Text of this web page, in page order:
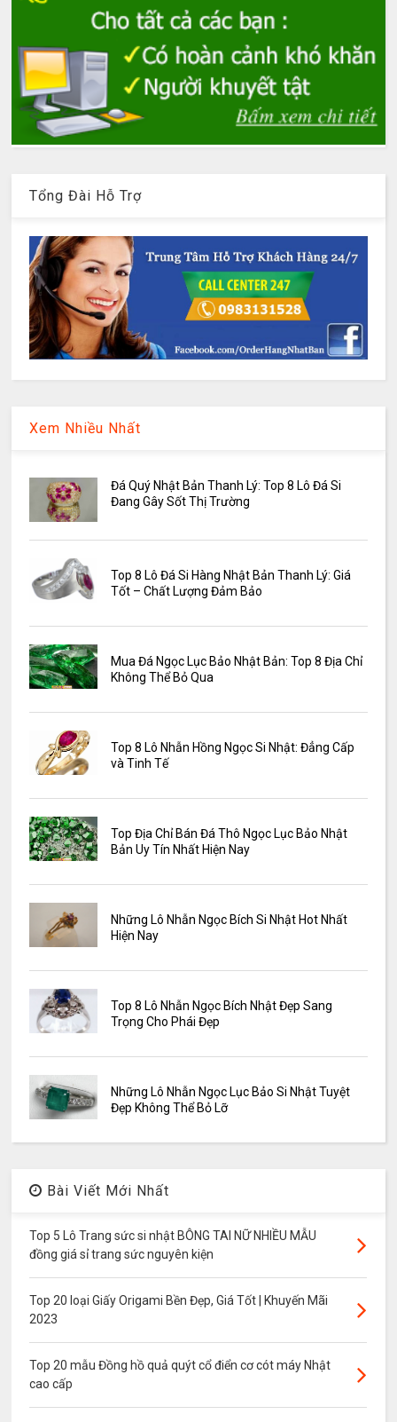
Tổng Đài Hỗ Trợ
Xem Nhiều Nhất
Đá Quý Nhật Bản Thanh Lý: Top 8 Lô Đá Si
Đang Gây Sốt Thị Trường
Top 8 Lô Đá Si Hàng Nhật Bản Thanh Lý: Giá
Tốt – Chất Lượng Đảm Bảo
Mua Đá Ngọc Lục Bảo Nhật Bản: Top 8 Địa Chỉ
Không Thể Bỏ Qua
Top 8 Lô Nhẫn Hồng Ngọc Si Nhật: Đẳng Cấp
và Tinh Tế
Top Địa Chỉ Bán Đá Thô Ngọc Lục Bảo Nhật
Bản Uy Tín Nhất Hiện Nay
Những Lô Nhẫn Ngọc Bích Si Nhật Hot Nhất
Hiện Nay
Top 8 Lô Nhẫn Ngọc Bích Nhật Đẹp Sang
Trọng Cho Phái Đẹp
Những Lô Nhẫn Ngọc Lục Bảo Si Nhật Tuyệt
Đẹp Không Thể Bỏ Lỡ
Bài Viết Mới Nhất
Top 5 Lô Trang sức si nhật BÔNG TAI NỮ NHIỀU MẪU
đồng giá sỉ trang sức nguyên kiện
Top 20 loại Giấy Origami Bền Đẹp, Giá Tốt | Khuyến Mãi
2023
Top 20 mẫu Đồng hồ quả quýt cổ điển cơ cót máy Nhật
cao cấp